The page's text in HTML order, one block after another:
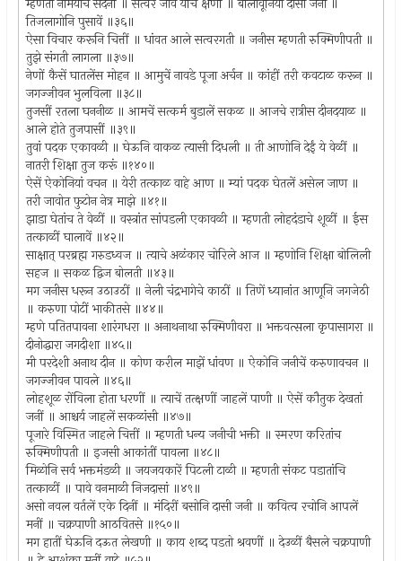
तिजलागोनि पुसावें ॥३६॥
ऐसा विचार करूनि चित्तीं ॥ धांवत आले सत्वरगती ॥ जनीस म्हणती रुक्मिणीपती ॥
तुझे संगती लागला ॥३७॥
नेणों कैसें घातलेंस मोहन ॥ आमुचें नावडे पूजा अर्चन ॥ कांहीं तरी कवटाळ करून ॥
जगज्जीवन भुलविला ॥३८॥
तुजसीं रतला घननीळ ॥ आमचें सत्कर्म बुडालें सकळ ॥ आजचे रात्रीस दीनदयाळ ॥
आले होते तुजपासीं ॥३९॥
तुवां पदक एकावळी ॥ घेऊनि वाकळ त्यासी दिधली ॥ ती आणोनि देईं ये वेळीं ॥
नातरी शिक्षा तुज करूं ॥१४०॥
ऐसें ऐकोनियां वचन ॥ येरी तत्काळ वाहे आण ॥ म्यां पदक घेतलें असेल जाण ॥
तरी जावोत फुटोन नेत्र माझे ॥४१॥
झाडा घेतांच ते वेळीं ॥ वस्त्रांत सांपडली एकावळी ॥ म्हणती लोहदंडाचे शूळीं ॥ ईस
तत्काळीं घालावें ॥४२॥
साक्षात् परब्रह्म गरुडध्वज ॥ त्याचे अळंकार चोरिले आज ॥ म्हणोनि शिक्षा बोलिली
सहज ॥ सकळ द्विज बोलती ॥४३॥
मग जनीस धरून उठाउठीं ॥ नेली चंद्रभागेचे काठीं ॥ तिणें ध्यानांत आणूनि जगजेठी
॥ करुणा पोटीं भाकीतसे ॥४४॥
म्हणे पतितपावना शारंगधरा ॥ अनाथनाथा रुक्मिणीवरा ॥ भक्तवत्सला कृपासागरा ॥
दीनोद्धारा जगदीशा ॥४५॥
मी परदेशी अनाथ दीन ॥ कोण करील माझें धांवण ॥ ऐकोनि जनीचें करुणावचन ॥
जगज्जीवन पावले ॥४६॥
लोहशूळ रोंविला होता धरणीं ॥ त्याचें तत्क्षणीं जाहलें पाणी ॥ ऐसें कौतुक देखतां
जनीं ॥ आश्चर्य जाहलें सकळांसी ॥४७॥
पूजारे विस्मित जाहले चित्तीं ॥ म्हणती धन्य जनीची भक्ती ॥ स्मरण करितांच
रुक्मिणीपती ॥ इजसी आकांतीं पावला ॥४८॥
मिळोनि सर्व भक्तमंडळी ॥ जयजयकारें पिटली टाळी ॥ म्हणती संकट पडातांचि
तत्काळीं ॥ पावे वनमाळी निजदासां ॥४९॥
असो नवल वर्तलें एके दिनीं ॥ मंदिरीं बसोनि दासी जनी ॥ कवित्व रचोनि आपलें
मनीं ॥ चक्रपाणी आठवितसे ॥१५०॥
मग हातीं घेऊनि दऊत लेखणी ॥ काय शब्द पडतो श्रवणीं ॥ देउळीं बैसले चक्रपाणी